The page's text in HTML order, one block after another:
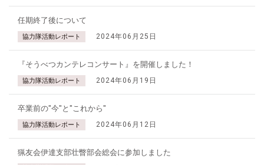
任期終了後について
協力隊活動レポート 2024年06月25日
『そうべつカンテレコンサート』を開催しました！
協力隊活動レポート 2024年06月19日
卒業前の"今"と"これから"
協力隊活動レポート 2024年06月12日
猟友会伊達支部壮瞥部会総会に参加しました